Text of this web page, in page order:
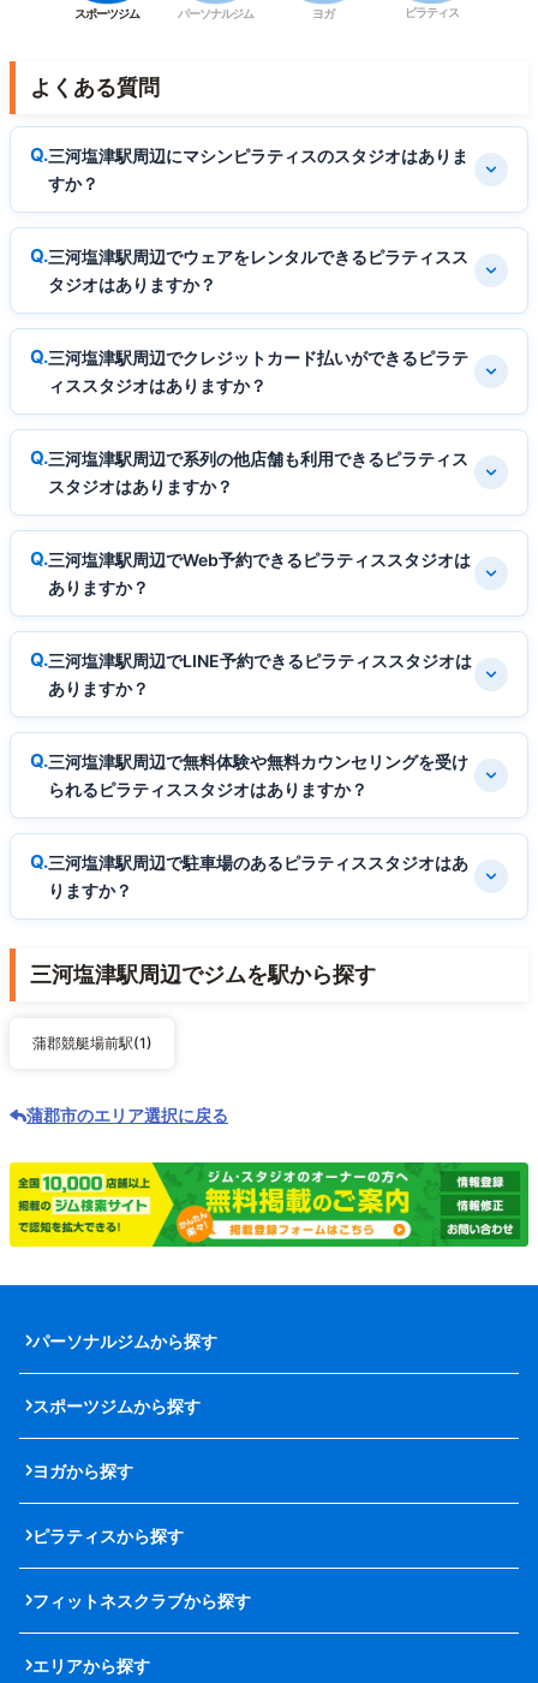
スポーツジム パーソナルジム ヨガ ピラティス
よくある質問
三河塩津駅周辺にマシンピラティスのスタジオはありま
すか？
三河塩津駅周辺でウェアをレンタルできるピラティスス
タジオはありますか？
三河塩津駅周辺でクレジットカード払いができるピラテ
ィススタジオはありますか？
三河塩津駅周辺で系列の他店舗も利用できるピラティス
スタジオはありますか？
三河塩津駅周辺でWeb予約できるピラティススタジオは
ありますか？
三河塩津駅周辺でLINE予約できるピラティススタジオは
ありますか？
三河塩津駅周辺で無料体験や無料カウンセリングを受け
られるピラティススタジオはありますか？
三河塩津駅周辺で駐車場のあるピラティススタジオはあ
りますか？
三河塩津駅周辺でジムを駅から探す
蒲郡競艇場前駅(1)
蒲郡市のエリア選択に戻る
パーソナルジムから探す
スポーツジムから探す
ヨガから探す
ピラティスから探す
フィットネスクラブから探す
エリアから探す